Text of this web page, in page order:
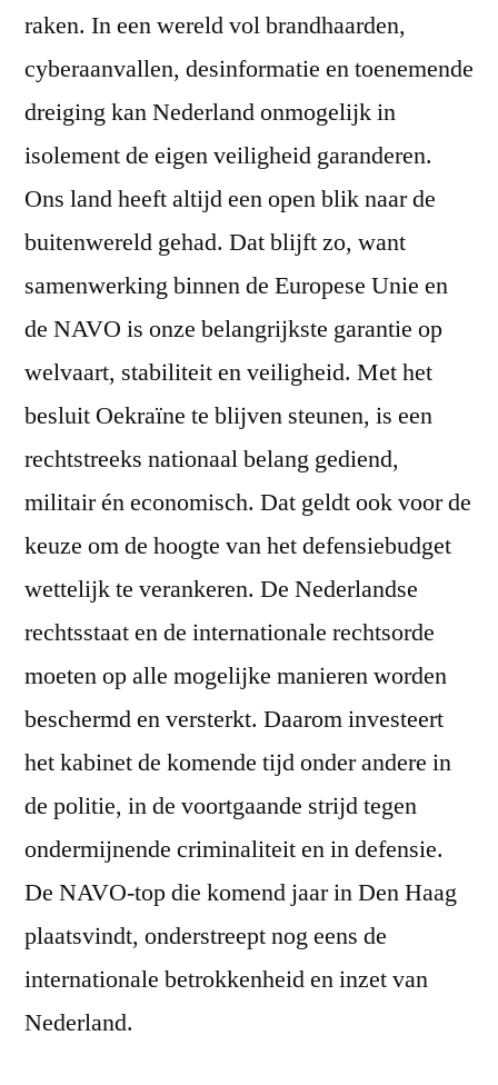
raken. In een wereld vol brandhaarden,
cyberaanvallen, desinformatie en toenemende
dreiging kan Nederland onmogelijk in
isolement de eigen veiligheid garanderen.
Ons land heeft altijd een open blik naar de
buitenwereld gehad. Dat blijft zo, want
samenwerking binnen de Europese Unie en
de NAVO is onze belangrijkste garantie op
welvaart, stabiliteit en veiligheid. Met het
besluit Oekraïne te blijven steunen, is een
rechtstreeks nationaal belang gediend,
militair én economisch. Dat geldt ook voor de
keuze om de hoogte van het defensiebudget
wettelijk te verankeren. De Nederlandse
rechtsstaat en de internationale rechtsorde
moeten op alle mogelijke manieren worden
beschermd en versterkt. Daarom investeert
het kabinet de komende tijd onder andere in
de politie, in de voortgaande strijd tegen
ondermijnende criminaliteit en in defensie.
De NAVO-top die komend jaar in Den Haag
plaatsvindt, onderstreept nog eens de
internationale betrokkenheid en inzet van
Nederland.